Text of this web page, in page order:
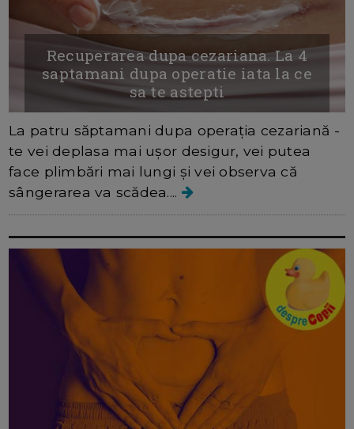
Recuperarea dupa cezariana. La 4
saptamani dupa operatie iata la ce
sa te astepti
La patru săptamani dupa operația cezariană -
te vei deplasa mai ușor desigur, vei putea
face plimbări mai lungi și vei observa că
sângerarea va scădea....